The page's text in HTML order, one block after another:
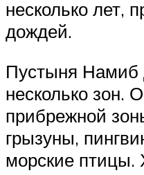
несколько лет,
дождей.
Пустыня Намиб
несколько зон.
прибрежной
грызуны,
морские